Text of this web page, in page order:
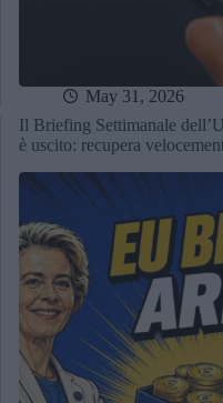
May 31, 2026
Il Briefing Settimanale
è uscito: recupera